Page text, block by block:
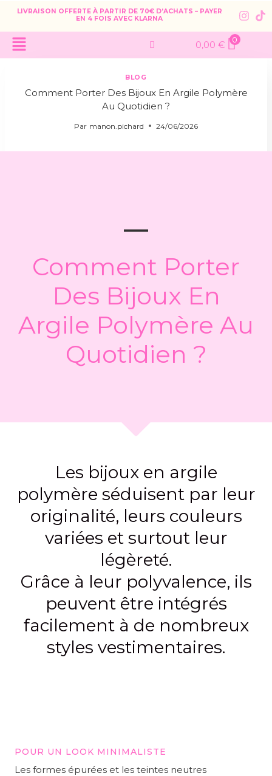
LIVRAISON OFFERTE À PARTIR DE 70€ D’ACHATS – PAYER
EN 4 FOIS AVEC KLARNA
0,00 € 0
BLOG
Comment Porter Des Bijoux En Argile Polymère
Au Quotidien ?
Par manon.pichard 24/06/2026
Comment Porter
Des Bijoux En
Argile Polymère Au
Quotidien ?
Les bijoux en argile
polymère séduisent par leur
originalité, leurs couleurs
variées et surtout leur
légèreté.
Grâce à leur polyvalence, ils
peuvent être intégrés
facilement à de nombreux
styles vestimentaires.
POUR UN LOOK MINIMALISTE
Les formes épurées et les teintes neutres